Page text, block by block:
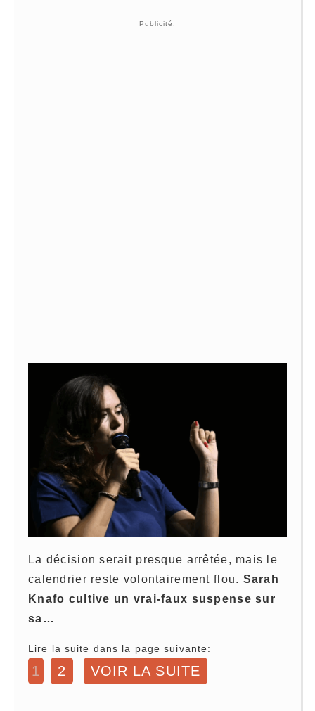
Publicité:
La décision serait presque arrêtée, mais le
calendrier reste volontairement flou. Sarah
Knafo cultive un vrai-faux suspense sur
sa…
Lire la suite dans la page suivante:
1 2 VOIR LA SUITE